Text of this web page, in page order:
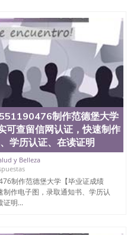
制作范德堡大学
可查留信网认证，快速制作
学历认证、在读证明
y Belleza
制作范德堡大学【毕业证成绩
作电子图，录取通知书、学历认
证明...